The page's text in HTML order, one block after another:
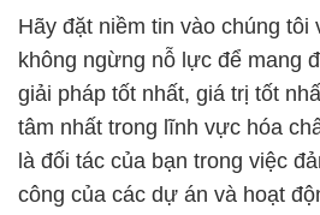
Hãy đặt niềm tin vào chúng tôi
không ngừng nỗ lực để mang
giải pháp tốt nhất, giá trị tốt
tâm nhất trong lĩnh vực hóa
là đối tác của bạn trong việc
công của các dự án và hoạt